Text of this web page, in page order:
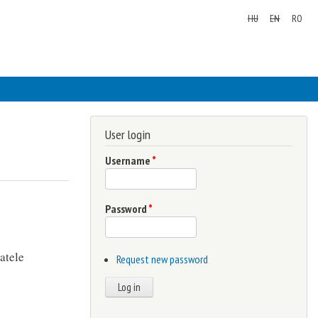
HU EN RO
User login
Username *
Password *
Request new password